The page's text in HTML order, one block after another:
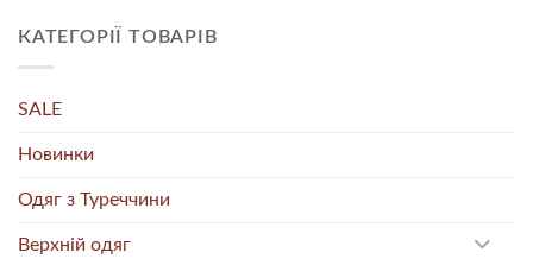
КАТЕГОРІЇ ТОВАРІВ
SALE
Новинки
Одяг з Туреччини
Верхній одяг